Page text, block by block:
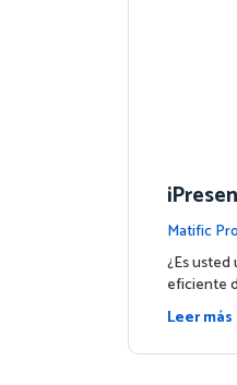
n su
Matific
la
¿Es
eficiente
Leer más